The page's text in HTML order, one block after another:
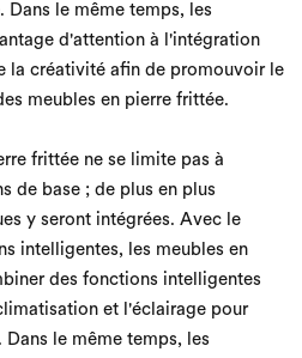
Dans le même temps, les
d'attention à l'intégration
la créativité afin de promouvoir le
meubles en pierre frittée.
frittée ne se limite pas à
de base ; de plus en plus
y seront intégrées. Avec le
intelligentes, les meubles en
des fonctions intelligentes
et l'éclairage pour
le même temps, les